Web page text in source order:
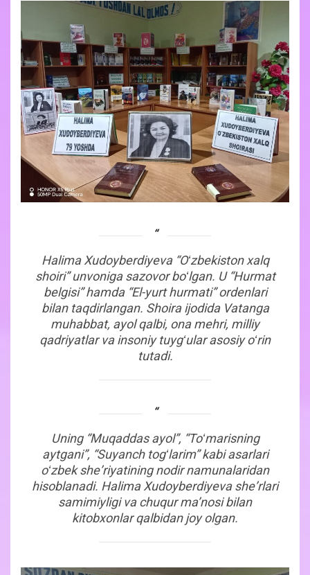
Halima Xudoyberdiyeva “Oʻzbekiston xalq
shoiri” unvoniga sazovor boʻlgan. U “Hurmat
belgisi” hamda “El-yurt hurmati” ordenlari
bilan taqdirlangan. Shoira ijodida Vatanga
muhabbat, ayol qalbi, ona mehri, milliy
qadriyatlar va insoniy tuygʻular asosiy oʻrin
tutadi.
Uning “Muqaddas ayol”, “Toʻmarisning
aytgani”, “Suyanch togʻlarim” kabi asarlari
oʻzbek sheʼriyatining nodir namunalaridan
hisoblanadi. Halima Xudoyberdiyeva sheʼrlari
samimiyligi va chuqur maʼnosi bilan
kitobxonlar qalbidan joy olgan.